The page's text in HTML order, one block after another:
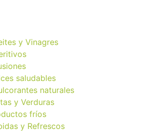
y Vinagres
saludables
naturales
y Verduras
fríos
y Refrescos